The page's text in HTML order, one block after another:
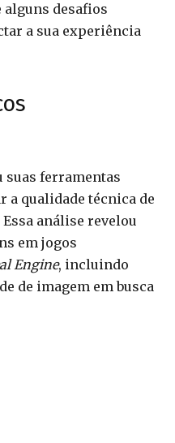
desafios
a sua experiência
ferramentas
a qualidade técnica de
análise revelou
em jogos
Engine, incluindo
de imagem em busca